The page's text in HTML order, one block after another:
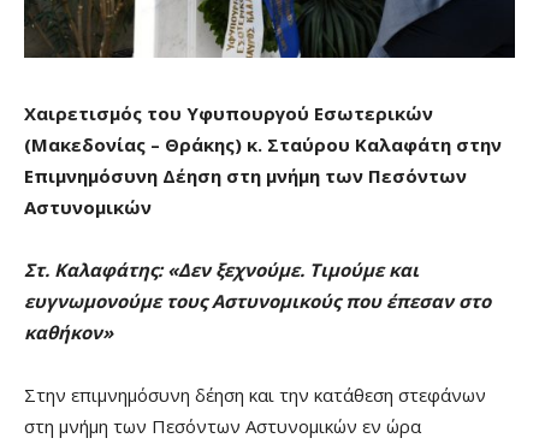
Χαιρετισμός του Υφυπουργού Εσωτερικών
(Μακεδονίας – Θράκης) κ. Σταύρου Καλαφάτη στην
Επιμνημόσυνη Δέηση στη μνήμη των Πεσόντων
Αστυνομικών
Στ. Καλαφάτης: «Δεν ξεχνούμε. Τιμούμε και
ευγνωμονούμε τους Αστυνομικούς που έπεσαν στο
καθήκον»
Στην επιμνημόσυνη δέηση και την κατάθεση στεφάνων
στη μνήμη των Πεσόντων Αστυνομικών εν ώρα